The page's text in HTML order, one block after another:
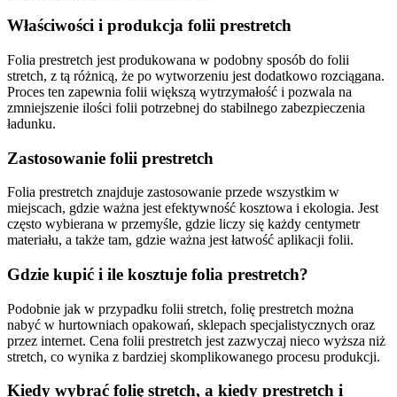
Właściwości i produkcja folii prestretch
Folia prestretch jest produkowana w podobny sposób do folii
stretch, z tą różnicą, że po wytworzeniu jest dodatkowo rozciągana.
Proces ten zapewnia folii większą wytrzymałość i pozwala na
zmniejszenie ilości folii potrzebnej do stabilnego zabezpieczenia
ładunku.
Zastosowanie folii prestretch
Folia prestretch znajduje zastosowanie przede wszystkim w
miejscach, gdzie ważna jest efektywność kosztowa i ekologia. Jest
często wybierana w przemyśle, gdzie liczy się każdy centymetr
materiału, a także tam, gdzie ważna jest łatwość aplikacji folii.
Gdzie kupić i ile kosztuje folia prestretch?
Podobnie jak w przypadku folii stretch, folię prestretch można
nabyć w hurtowniach opakowań, sklepach specjalistycznych oraz
przez internet. Cena folii prestretch jest zazwyczaj nieco wyższa niż
stretch, co wynika z bardziej skomplikowanego procesu produkcji.
Kiedy wybrać folię stretch, a kiedy prestretch i